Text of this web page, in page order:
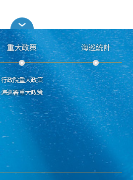
重大政策
行政院重大政策
海巡署重大政策
海巡統計